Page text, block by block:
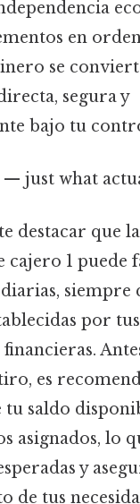
en
se
segura y
bajo tu
just what
destacar que
cajero 1 puede
siempre
por tus
es
saldo
asignados, lo
y
de tus